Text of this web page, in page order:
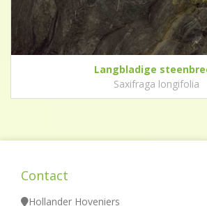
Langbladige
Saxifraga longifolia
Contact
Hollander Hoveniers